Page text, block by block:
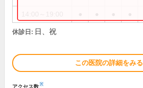
休診日: 日、祝
この医院の詳細をみる
アクセス数※